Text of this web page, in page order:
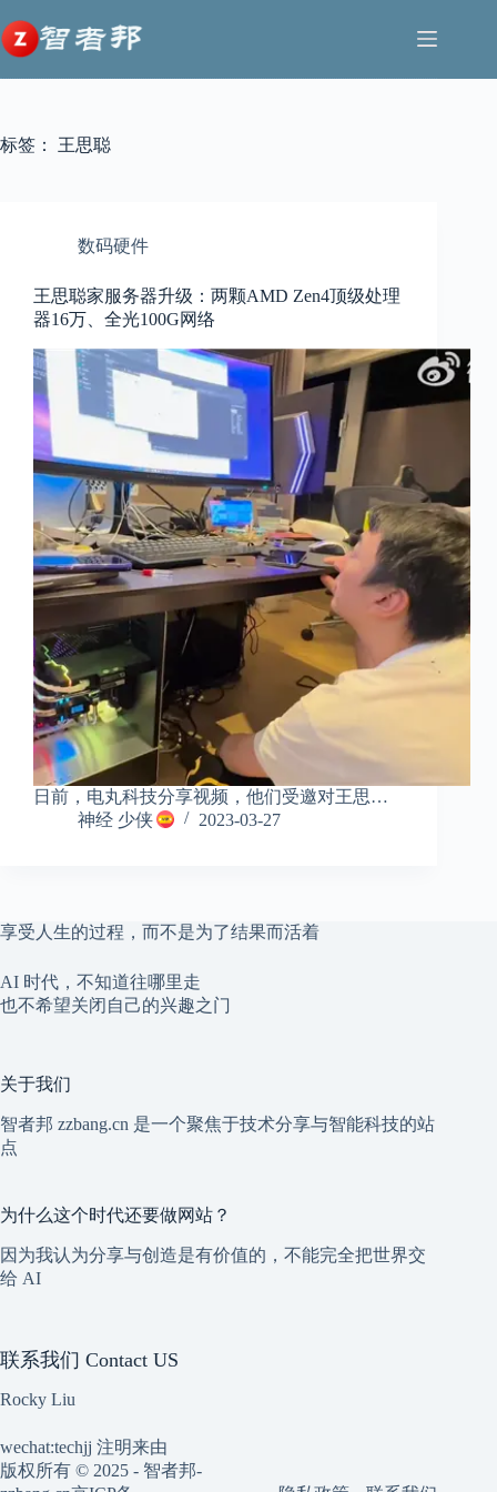
至
内
容
标签： 王思聪
数码硬件
王思聪家服务器升级：两颗AMD Zen4顶级处理
器16万、全光100G网络
日前，电丸科技分享视频，他们受邀对王思…
神经 少侠
2023-03-27
享受人生的过程，而不是为了结果而活着
AI 时代，不知道往哪里走
也不希望关闭自己的兴趣之门
关于我们
智者邦 zzbang.cn 是一个聚焦于技术分享与智能科技的站
点
为什么这个时代还要做网站？
因为我认为分享与创造是有价值的，不能完全把世界交
给 AI
联系我们 Contact US
Rocky Liu
wechat:techjj 注明来由
版权所有 © 2025 - 智者邦-